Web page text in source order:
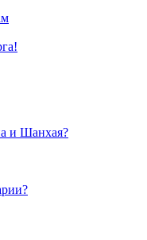
и Шанхая?